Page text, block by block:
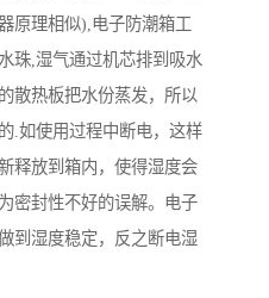
原理相似),电子防潮箱工
珠,湿气通过机芯排到吸水
散热板把水份蒸发，所以
.如使用过程中断电，这样
释放到箱内，使得湿度会
密封性不好的误解。电子
到湿度稳定，反之断电湿